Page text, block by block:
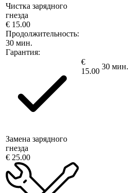
Чистка зарядного
гнезда
€ 15.00
Продолжительность:
30 мин.
Гарантия:
€
15.00
30 мин.
Замена зарядного
гнезда
€ 25.00